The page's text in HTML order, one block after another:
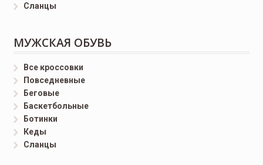
Сланцы
МУЖСКАЯ ОБУВЬ
Все кроссовки
Повседневные
Беговые
Баскетбольные
Ботинки
Кеды
Сланцы